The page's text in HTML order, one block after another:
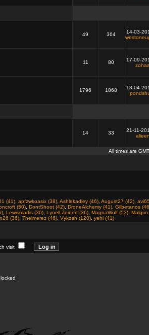
49 364
14-03-
11 80
17-09-
zohaa
1796 1868
13-04-
14 33
21-11-
alieen
All times are
(41) apfzwkoasix (38) Ashlekadley (46) August27 (42)
(50) DontShoot (42) DroneAlchemy (41) Gilbetanos
Lewismarfis (36) Lynell Zeinert (36) MagnaWolf (53) Malgrin
(36) Thelmerez (46) Vykosh (120) yehl (41)
visit